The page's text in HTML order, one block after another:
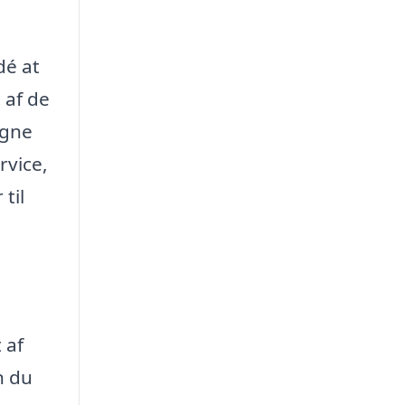
at
de
til
af
du